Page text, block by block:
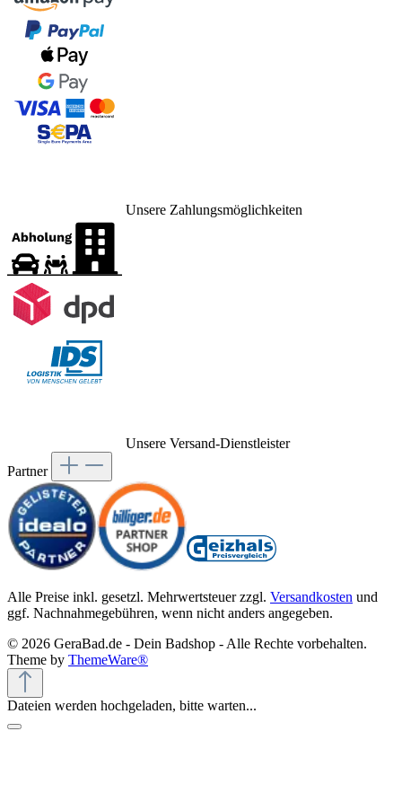
Unsere Zahlungsmöglichkeiten
Unsere Versand-Dienstleister
Partner
Alle Preise inkl. gesetzl. Mehrwertsteuer zzgl. Versandkosten und
ggf. Nachnahmegebühren, wenn nicht anders angegeben.
© 2026 GeraBad.de - Dein Badshop - Alle Rechte vorbehalten.
Theme by ThemeWare®
Dateien werden hochgeladen, bitte warten...